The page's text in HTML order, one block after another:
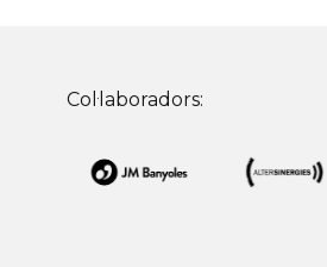
Col·laboradors: